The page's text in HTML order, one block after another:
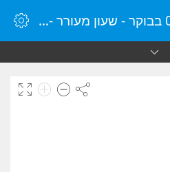
קבע השכמה 04:05 בבוקר - שעון מעורר - שעון מעורר מקוון - שעון מעורר במחשב